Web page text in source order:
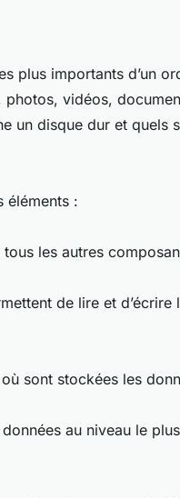
plus importants d’un
vidéos,
un disque dur et quels
éléments :
les autres
de lire et d’écrire
sont stockées les
au niveau le